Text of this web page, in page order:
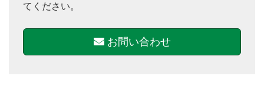
てください。
お問い合わせ